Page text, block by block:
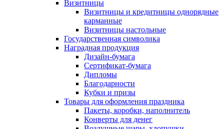
Визитницы
Визитницы и кредитницы однорядные
карманные
Визитницы настольные
Государственная символика
Наградная продукция
Дизайн-бумага
Сертификат-бумага
Дипломы
Благодарности
Кубки и призы
Товары для оформления праздника
Пакеты, коробки, наполнитель
Конверты для денег